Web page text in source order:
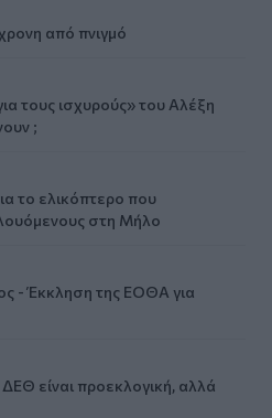
από πνιγμό
τους ισχυρούς» του Αλέξη
;
το ελικόπτερο που
στη Μήλο
- Έκκληση της ΕΟΘΑ για
είναι προεκλογική, αλλά